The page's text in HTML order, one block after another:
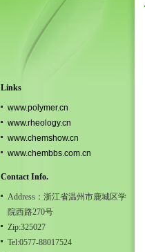
Links
www.polymer.cn
www.rheology.cn
www.chemshow.cn
www.chembbs.com.cn
Contact Info.
Address：浙江省温州市鹿城区学
院西路270号
Zip:325027
Tel:0577-88017524